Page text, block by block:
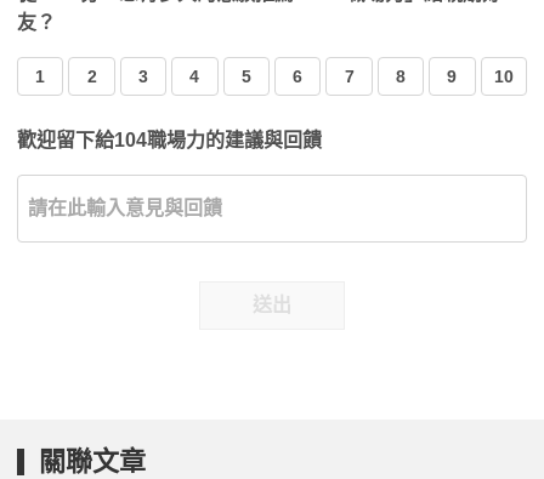
友？
1 2 3 4 5 6 7 8 9 10
歡迎留下給104職場力的建議與回饋
送出
關聯文章